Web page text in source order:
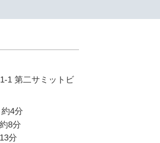
1 第二サミットビ
4分
8分
分